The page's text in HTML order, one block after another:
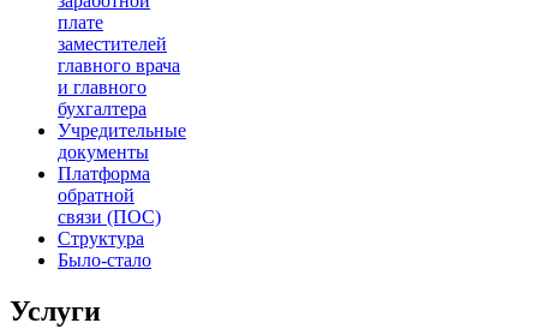
плате
заместителей
главного врача
и главного
бухгалтера
Учредительные
документы
Платформа
обратной
связи (ПОС)
Структура
Было-стало
Услуги